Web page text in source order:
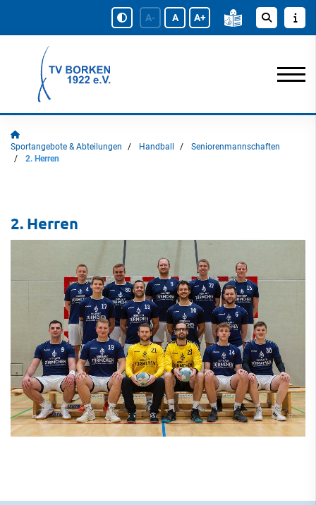
A- A A+
Sportangebote & Abteilungen Handball
Seniorenmannschaften
2. Herren
2. Herren